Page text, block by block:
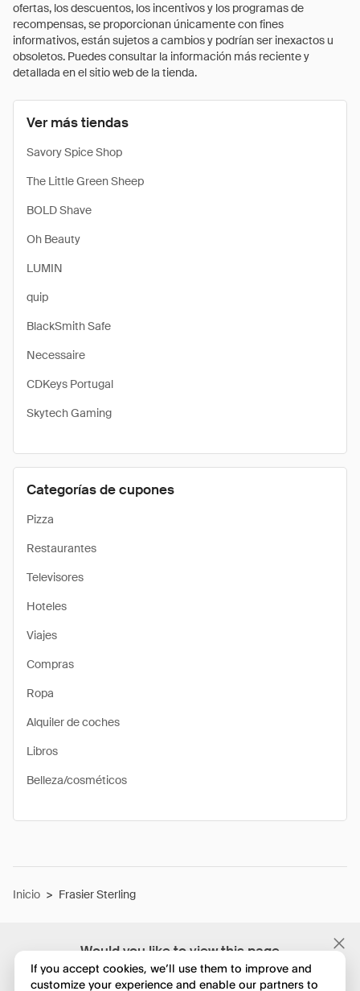
Would you like to view this page
in English?
ofertas, los descuentos, los incentivos y los programas de
recompensas, se proporcionan únicamente con fines
informativos, están sujetos a cambios y podrían ser inexactos u
obsoletos. Puedes consultar la información más reciente y
detallada en el sitio web de la tienda.
Ver más tiendas
Savory Spice Shop
The Little Green Sheep
BOLD Shave
Oh Beauty
LUMIN
quip
BlackSmith Safe
Necessaire
CDKeys Portugal
Skytech Gaming
Categorías de cupones
Pizza
Restaurantes
Televisores
Hoteles
Viajes
Compras
Ropa
Alquiler de coches
Libros
Belleza/cosméticos
Inicio > Frasier Sterling
If you accept cookies, we’ll use them to improve and
customize your experience and enable our partners to